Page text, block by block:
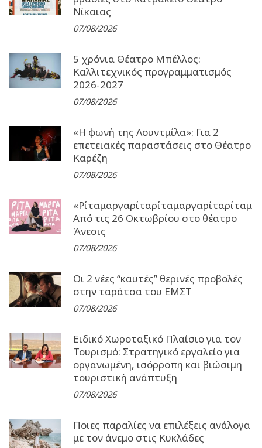
Νίκαιας
07/08/2026
5 χρόνια Θέατρο Μπέλλος:
Καλλιτεχνικός προγραμματισμός
2026-2027
07/08/2026
«Η φωνή της Λουντμίλα»: Για 2
επετειακές παραστάσεις στο Θέατρο
Καρέζη
07/08/2026
Από τις 26 Οκτωβρίου στο θέατρο
Άνεσις
07/08/2026
Οι 2 νέες “καυτές” θερινές προβολές
στην ταράτσα του ΕΜΣΤ
07/08/2026
Ειδικό Χωροταξικό Πλαίσιο για τον
Τουρισμό: Στρατηγικό εργαλείο για
οργανωμένη, ισόρροπη και βιώσιμη
τουριστική ανάπτυξη
07/08/2026
Ποιες παραλίες να επιλέξεις ανάλογα
με τον άνεμο στις Κυκλάδες